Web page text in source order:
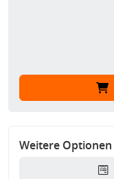
Weitere Optionen